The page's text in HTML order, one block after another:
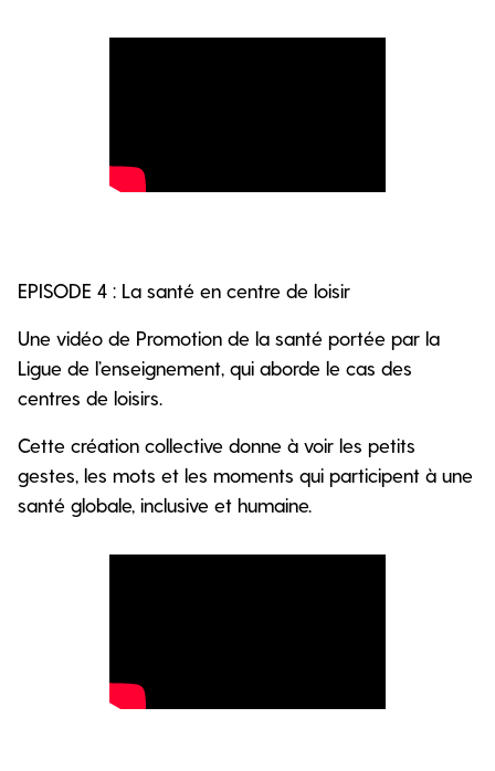
EPISODE 4 : La santé en centre de loisir
Une vidéo de Promotion de la santé portée par la
Ligue de l’enseignement, qui aborde le cas des
centres de loisirs.
Cette création collective donne à voir les petits
gestes, les mots et les moments qui participent à une
santé globale, inclusive et humaine.